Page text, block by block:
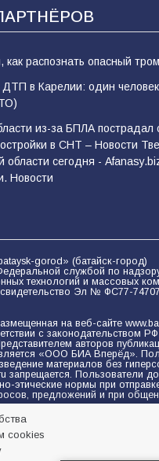
как распознать опасный
в Карелии: один человек
из-за БПЛА пострадал
в СНТ – Новости
области сегодня -
Новости
gorod» (батайск-город)
службой по
технологий и массовых
Эл № ФС77-
на веб-сайте
с законодательством
авторов
«ООО БИА Вперёд».
материалов без
запрещается. Пользователи
этические нормы при
предложений и при
и защиты
персональных данных с
LiveInternet, top.mail.ru
cookies